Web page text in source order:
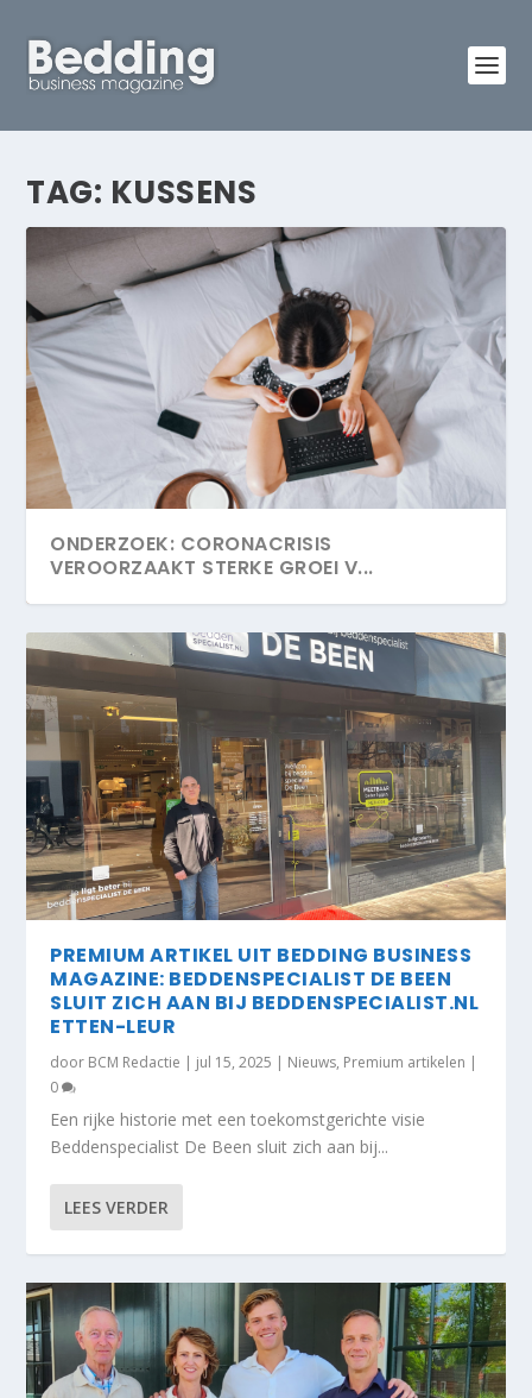
TAG: KUSSENS
ONDERZOEK: CORONACRISIS
VEROORZAAKT STERKE GROEI V...
PREMIUM ARTIKEL UIT BEDDING BUSINESS
MAGAZINE: BEDDENSPECIALIST DE BEEN
SLUIT ZICH AAN BIJ BEDDENSPECIALIST.NL
ETTEN-LEUR
door BCM Redactie | jul 15, 2025 | Nieuws, Premium artikelen |
0
Een rijke historie met een toekomstgerichte visie
Beddenspecialist De Been sluit zich aan bij...
LEES VERDER